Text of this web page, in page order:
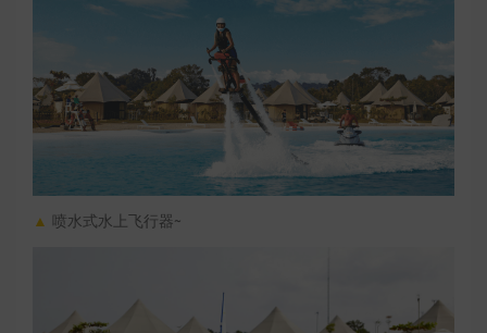
▲ 喷水式水上飞行器~